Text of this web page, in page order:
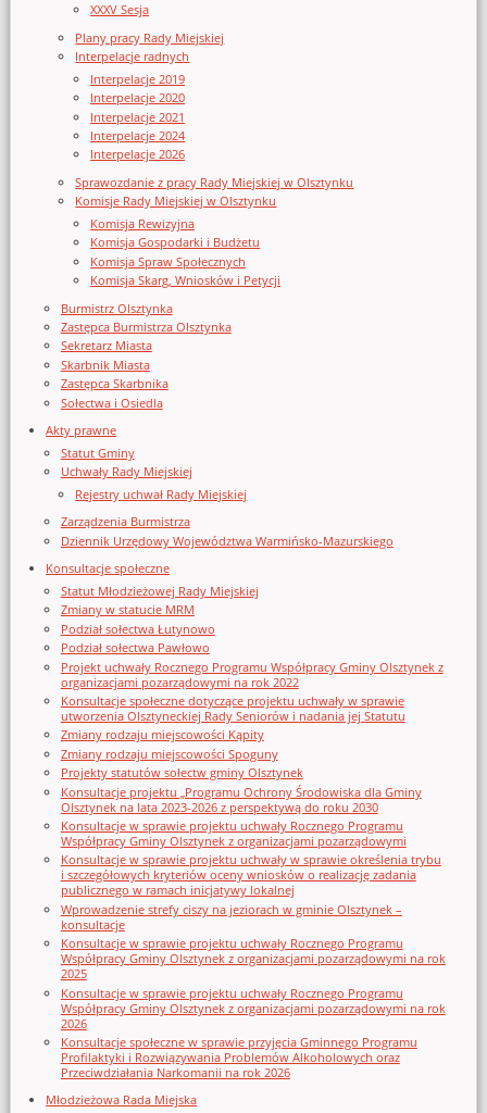
XXXV Sesja
Plany pracy Rady Miejskiej
Interpelacje radnych
Interpelacje 2019
Interpelacje 2020
Interpelacje 2021
Interpelacje 2024
Interpelacje 2026
Sprawozdanie z pracy Rady Miejskiej w Olsztynku
Komisje Rady Miejskiej w Olsztynku
Komisja Rewizyjna
Komisja Gospodarki i Budżetu
Komisja Spraw Społecznych
Komisja Skarg, Wniosków i Petycji
Burmistrz Olsztynka
Zastępca Burmistrza Olsztynka
Sekretarz Miasta
Skarbnik Miasta
Zastępca Skarbnika
Sołectwa i Osiedla
Akty prawne
Statut Gminy
Uchwały Rady Miejskiej
Rejestry uchwał Rady Miejskiej
Zarządzenia Burmistrza
Dziennik Urzędowy Województwa Warmińsko-Mazurskiego
Konsultacje społeczne
Statut Młodzieżowej Rady Miejskiej
Zmiany w statucie MRM
Podział sołectwa Łutynowo
Podział sołectwa Pawłowo
Projekt uchwały Rocznego Programu Współpracy Gminy Olsztynek z
organizacjami pozarządowymi na rok 2022
Konsultacje społeczne dotyczące projektu uchwały w sprawie
utworzenia Olsztyneckiej Rady Seniorów i nadania jej Statutu
Zmiany rodzaju miejscowości Kąpity
Zmiany rodzaju miejscowości Spoguny
Projekty statutów sołectw gminy Olsztynek
Konsultacje projektu „Programu Ochrony Środowiska dla Gminy
Olsztynek na lata 2023-2026 z perspektywą do roku 2030
Konsultacje w sprawie projektu uchwały Rocznego Programu
Współpracy Gminy Olsztynek z organizacjami pozarządowymi
Konsultacje w sprawie projektu uchwały w sprawie określenia trybu
i szczegółowych kryteriów oceny wniosków o realizację zadania
publicznego w ramach inicjatywy lokalnej
Wprowadzenie strefy ciszy na jeziorach w gminie Olsztynek –
konsultacje
Konsultacje w sprawie projektu uchwały Rocznego Programu
Współpracy Gminy Olsztynek z organizacjami pozarządowymi na rok
2025
Konsultacje w sprawie projektu uchwały Rocznego Programu
Współpracy Gminy Olsztynek z organizacjami pozarządowymi na rok
2026
Konsultacje społeczne w sprawie przyjęcia Gminnego Programu
Profilaktyki i Rozwiązywania Problemów Alkoholowych oraz
Przeciwdziałania Narkomanii na rok 2026
Młodzieżowa Rada Miejska